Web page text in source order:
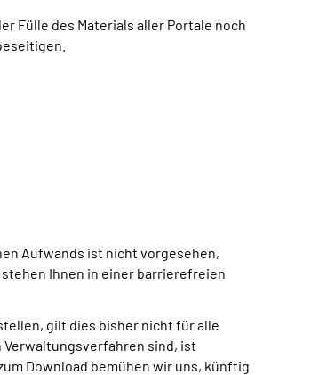
Fülle des Materials aller Portale noch
Aufwands ist nicht vorgesehen,
Ihnen in einer barrierefreien
gilt dies bisher nicht für alle
Verwaltungsverfahren sind, ist
Download bemühen wir uns, künftig